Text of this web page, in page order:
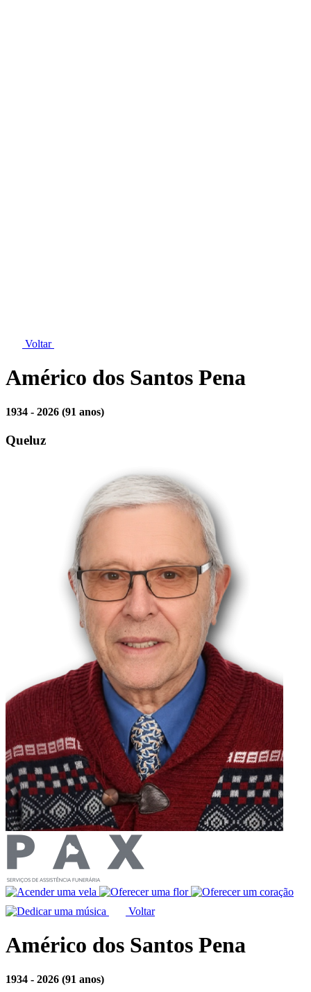
Voltar
Américo dos Santos Pena
1934 - 2026 (91 anos)
Queluz
Voltar
Américo dos Santos Pena
1934 - 2026 (91 anos)